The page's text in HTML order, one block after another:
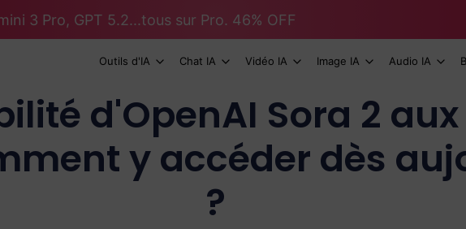
3 Pro, GPT 5.2...tous sur Pro. 46% OFF
Outils d'IA Chat IA Vidéo IA Image IA Audio IA
d'OpenAI Sora 2
y accéder dès
?